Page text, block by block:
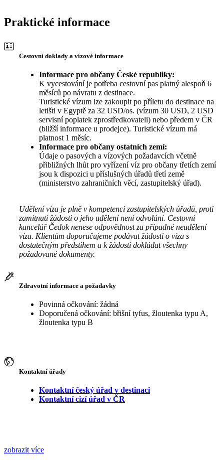
Praktické informace
Cestovní doklady a vízové informace
Informace pro občany České republiky:
K vycestování je potřeba cestovní pas platný alespoň 6
měsíců po návratu z destinace.
Turistické vízum lze zakoupit po příletu do destinace na
letišti v Egyptě za 32 USD/os. (vízum 30 USD, 2 USD
servisní poplatek zprostředkovateli) nebo předem v ČR
(bližší informace u prodejce). Turistické vízum má
platnost 1 měsíc.
Informace pro občany ostatních zemí:
Údaje o pasových a vízových požadavcích včetně
přibližných lhůt pro vyřízení víz pro občany třetích zemí
jsou k dispozici u příslušných úřadů třetí země
(ministerstvo zahraničních věcí, zastupitelský úřad).
Udělení víza je plně v kompetenci zastupitelských úřadů, proti
zamítnutí žádosti o jeho udělení není odvolání. Cestovní
kancelář Čedok nenese odpovědnost za případné neudělení
víza. Klientům doporučujeme podávat žádosti o víza s
dostatečným předstihem a k žádosti dokládat všechny
požadované dokumenty.
Zdravotní informace a požadavky
Povinná očkování: žádná
Doporučená očkování: břišní tyfus, žloutenka typu A,
žloutenka typu B
Kontaktní úřady
Kontaktní český úřad v destinaci
Kontaktní cizí úřad v ČR
zobrazit více